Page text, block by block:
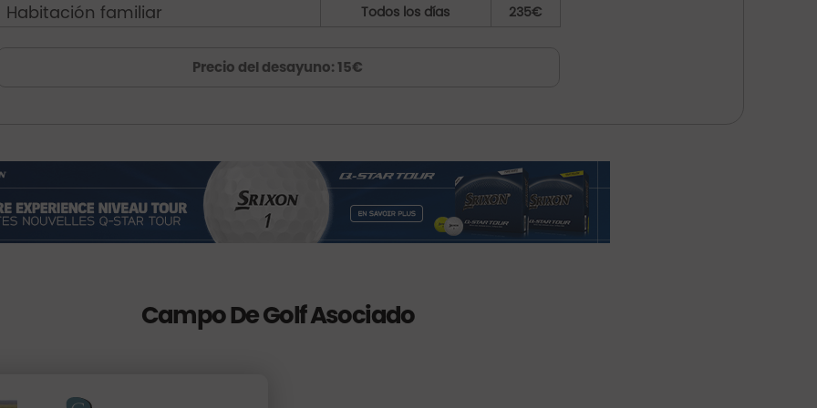
Habitación familiar Todos los días 235€
Precio del desayuno: 15€
Campo De Golf Asociado